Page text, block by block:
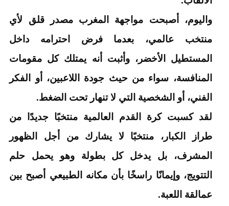
واليوم، أصبحت مواجهة المغرب مصدر قلق لأي
منتخب عالمي، بعدما فرض احترامه داخل
المستطيل الأخضر، وأثبت أنه يمتلك كل مقومات
المنافسة، سواء من حيث جودة اللاعبين، أو الفكر
الفني، أو الشخصية التي لا تنهار تحت الضغط.
لقد كسبت كرة القدم العالمية منتخبًا جديدًا من
طراز الكبار، منتخبًا لا يشارك من أجل الظهور
المشرف، بل يدخل كل بطولة وهو يحمل حلم
التتويج، وإيمانًا راسخًا بأن مكانه الطبيعي أصبح بين
عمالقة اللعبة.